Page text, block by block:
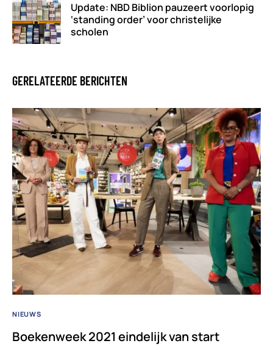
Update: NBD Biblion pauzeert voorlopig
‘standing order’ voor christelijke
scholen
GERELATEERDE BERICHTEN
NIEUWS
Boekenweek 2021 eindelijk van start